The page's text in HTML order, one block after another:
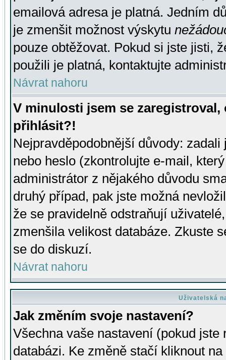
emailová adresa je platná. Jedním
je zmenšit možnost výskytu
pouze obtěžovat. Pokud si jste jisti,
použili je platná, kontaktujte
Návrat nahoru
V minulosti jsem se
přihlásit?!
Nejpravděpodobnější důvody:
nebo heslo (zkontrolujte e-mail,
administrátor z nějakého důvodu
druhý případ, pak jste možná
že se pravidelně odstraňují
zmenšila velikost databáze. Zkuste
se do diskuzí.
Návrat nahoru
Uživatelská
Jak změním svoje nastavení?
Všechna vaše nastavení (pokud
databázi. Ke změně stačí kliknout